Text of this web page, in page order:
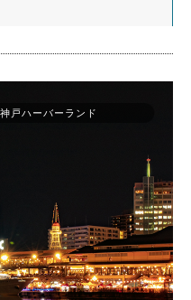
戸ハーバーランド